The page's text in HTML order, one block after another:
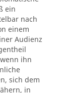
ein
nach
einem
Audienz
ihn
sich dem
in